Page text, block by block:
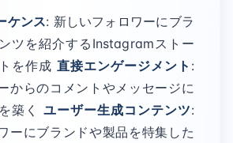
ケンス: 新しいフォロワーにブラ
ツを紹介するInstagramストー
を作成 直接エンゲージメント :
からのコメントやメッセージに
築く ユーザー生成コンテンツ:
ーにブランドや製品を特集した